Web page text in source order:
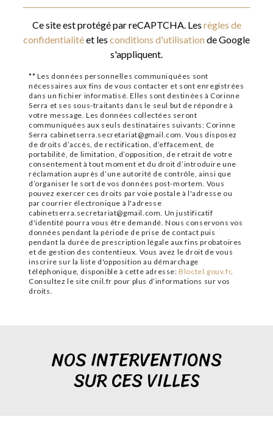
Ce site est protégé par reCAPTCHA. Les règles de
confidentialitéet les conditions d'utilisation de Google
s'appliquent.
** Les données personnelles communiquées sont
nécessaires aux fins de vous contacter et sont enregistrées
dans un fichier informatisé. Elles sont destinées à Corinne
Serra et ses sous-traitants dans le seul but de répondre à
votre message. Les données collectées seront
communiquées aux seuls destinataires suivants: Corinne
Serra cabinetserra.secretariat@gmail.com. Vous disposez
de droits d’accès, de rectification, d’effacement, de
portabilité, de limitation, d’opposition, de retrait de votre
consentement à tout moment et du droit d’introduire une
réclamation auprès d’une autorité de contrôle, ainsi que
d’organiser le sort de vos données post-mortem. Vous
pouvez exercer ces droits par voie postale à l'adresse ou
par courrier électronique à l'adresse
cabinetserra.secretariat@gmail.com. Un justificatif
d'identité pourra vous être demandé. Nous conservons vos
données pendant la période de prise de contact puis
pendant la durée de prescription légale aux fins probatoires
et de gestion des contentieux. Vous avez le droit de vous
inscrire sur la liste d'opposition au démarchage
téléphonique, disponible à cette adresse: Bloctel.gouv.fr.
Consultez le site cnil.fr pour plus d’informations sur vos
droits.
NOS INTERVENTIONS
SUR CES VILLES